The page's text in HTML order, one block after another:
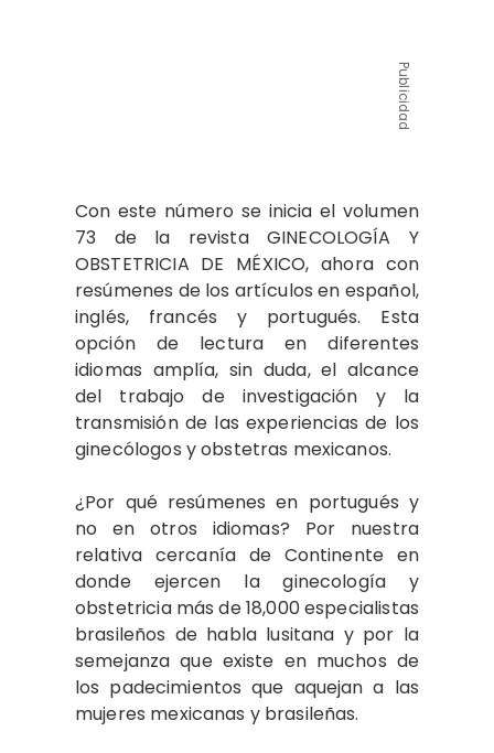
Publicidad
Con este número se inicia el volumen
73 de la revista GINECOLOGÍA Y
OBSTETRICIA DE MÉXICO, ahora con
resúmenes de los artículos en español,
inglés, francés y portugués. Esta
opción de lectura en diferentes
idiomas amplía, sin duda, el alcance
del trabajo de investigación y la
transmisión de las experiencias de los
ginecólogos y obstetras mexicanos.
¿Por qué resúmenes en portugués y
no en otros idiomas? Por nuestra
relativa cercanía de Continente en
donde ejercen la ginecología y
obstetricia más de 18,000 especialistas
brasileños de habla lusitana y por la
semejanza que existe en muchos de
los padecimientos que aquejan a las
mujeres mexicanas y brasileñas.